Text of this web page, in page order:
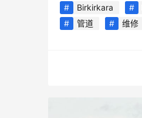
Birkirkara
管道
维修